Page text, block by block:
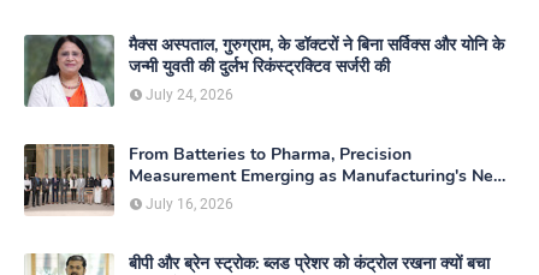
मैक्स अस्पताल, गुरुग्राम, के डॉक्टरों ने बिना सर्विक्स और योनि के
जन्मी युवती की दुर्लभ रिकंस्ट्रक्टिव सर्जरी की
July 24, 2026
From Batteries to Pharma, Precision
Measurement Emerging as Manufacturing's New
Competitive Edge
July 16, 2026
बीपी और ब्रेन स्ट्रोक: ब्लड प्रेशर को कंट्रोल रखना क्यों बचा